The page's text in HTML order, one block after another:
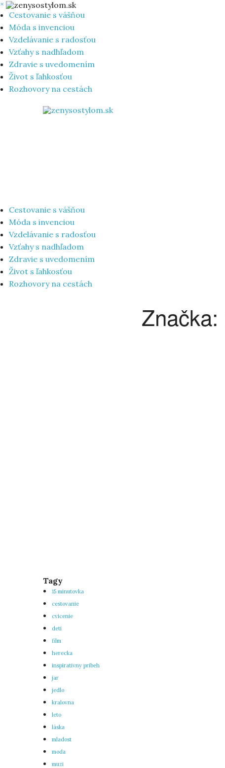
×
Cestovanie s vášňou
Móda s invenciou
Vzdelávanie s radosťou
Vzťahy s nadhľadom
Zdravie s uvedomením
Život s ľahkosťou
Rozhovory na cestách
Cestovanie s vášňou
Móda s invenciou
Vzdelávanie s radosťou
Vzťahy s nadhľadom
Zdravie s uvedomením
Život s ľahkosťou
Rozhovory na cestách
Značka:
Tagy
15 minutovka
cestovanie
cvicenie
deti
film
herecka
inspirativny pribeh
jar
jedlo
kralovna
leto
láska
mladost
moda
muzi